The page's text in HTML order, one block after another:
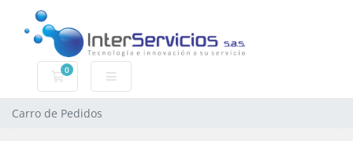
0
Carro de Pedidos
Carro de Pedidos